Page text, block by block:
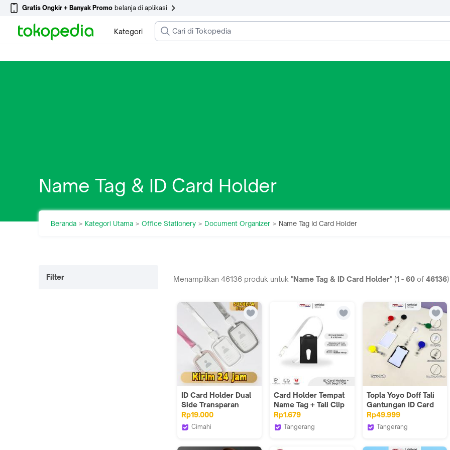
Gratis Ongkir + Banyak Promo belanja di aplikasi
Kategori
Name Tag & ID Card Holder
Beranda > Kategori Utama > Office Stationery > Document Organizer > Name Tag Id Card Holder
Filter Menampilkan 46136 produk untuk "Name Tag & ID Card Holder" (1 - 60 of 46136)
ID Card Holder Dual
Side Transparan
Tempat Kartu Akrilik
Premium Tali Lanyard
Gantungan Leher
Rp19.000
Cimahi
Card Holder Tempat
Name Tag + Tali Clip
Segi 1 CM Warna
Warni
Rp1.679
Tangerang
Topla Yoyo Doff Tali
Gantungan ID Card
Hang Tag Name Kerja
Warna Doff 8.5cm x
3cm Panjang Tali
Rp49.999
Tangerang